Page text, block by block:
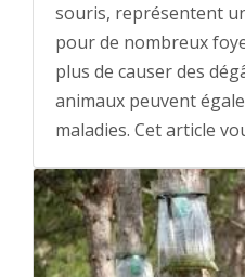
souris, représentent
pour de nombreux
plus de causer des
animaux peuvent
maladies. Cet article